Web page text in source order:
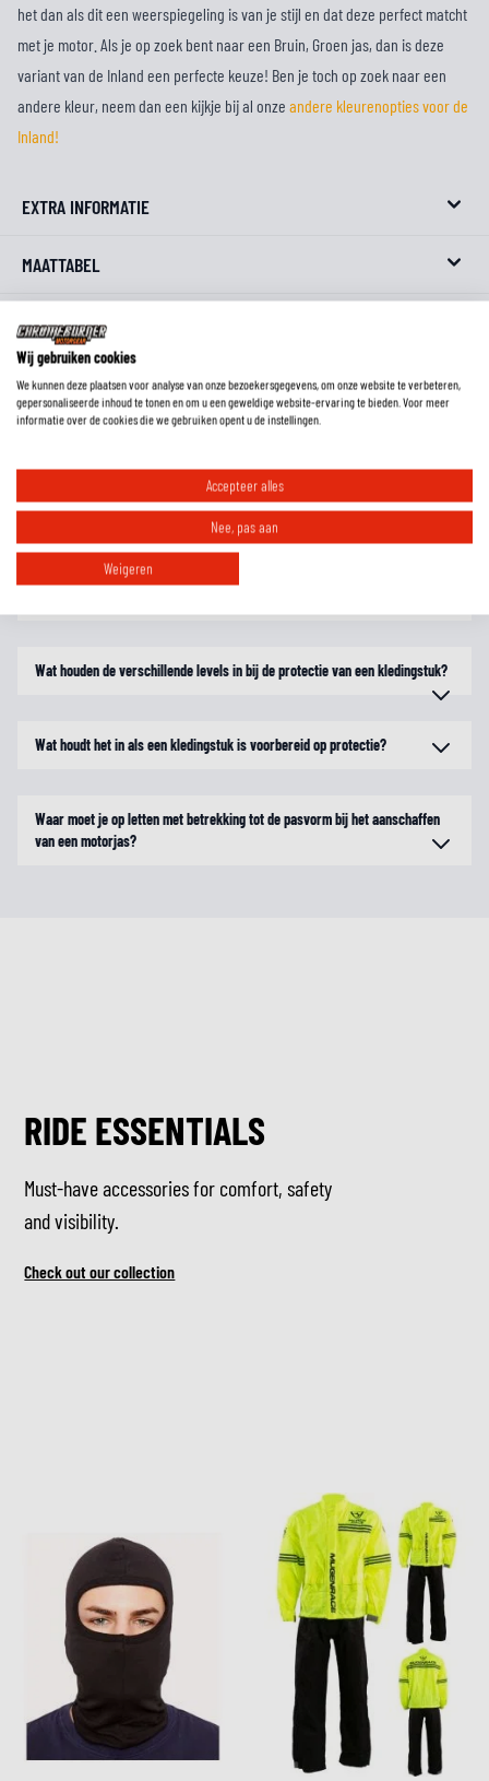
het dan als dit een weerspiegeling is van je stijl en dat deze perfect matcht
met je motor. Als je op zoek bent naar een Bruin, Groen jas, dan is deze
variant van de Inland een perfecte keuze! Ben je toch op zoek naar een
andere kleur, neem dan een kijkje bij al onze andere kleurenopties voor de
Inland!
EXTRA INFORMATIE
MAATTABEL
REVIEWS
FAQ
Wat is het voordeel van een jas met een gelamineerd waterdicht
membraan?
Wat is het voordeel van een jas met uitneembare thermovoering en een
Wat houden de verschillende levels in bij de protectie van een kledingstuk?
Wat houdt het in als een kledingstuk is voorbereid op protectie?
Waar moet je op letten met betrekking tot de pasvorm bij het aanschaffen
van een motorjas?
RIDE ESSENTIALS
Must-have accessories for comfort, safety
and visibility.
Check out our collection
Wij gebruiken cookies
We kunnen deze plaatsen voor analyse van onze bezoekersgegevens, om onze website te verbeteren,
gepersonaliseerde inhoud te tonen en om u een geweldige website-ervaring te bieden. Voor meer
informatie over de cookies die we gebruiken opent u de instellingen.
Accepteer alles
Nee, pas aan
Weigeren